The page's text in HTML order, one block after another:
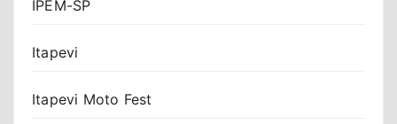
IPEM-SP
Itapevi
Itapevi Moto Fest